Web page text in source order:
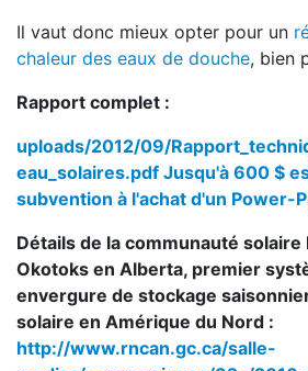
Il vaut donc mieux opter pour un
chaleur des eaux de douche, bien
Rapport complet :
uploads/2012/09/
eau_solaires.pdf Jusqu'à 600 $
subvention à l'achat d'un Power-
Détails de la communauté solaire
Okotoks en Alberta, premier
envergure de stockage
solaire en Amérique du Nord :
http://www.rncan.gc.ca/salle-